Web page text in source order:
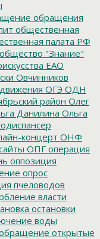
обращения
общественная
палата РФ
общество "Знание"
ЕАО
Овчинников
ОГЭ ОДН
район Олег
Данилина Ольга
концерт ОНФ
ОПГ операция
оппозиция
опрос
пчеловодов
власти
остановки
воды
открытые